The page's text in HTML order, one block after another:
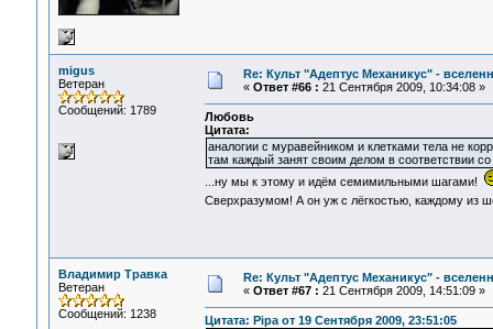
migus
Ветеран
Сообщений: 1789
Re: Культ "Адептус Механикус" -
« Ответ #66 : 21 Сентября 2009, 10:34:08 »
Любовь
Цитата:
аналогии с муравейником и клетками тела не
там каждый занят своим делом в соответствии
...ну мы к этому и идём семимильными шагами!
Сверхразумом! А он уж с лёгкостью, каждому из
Владимир Травка
Ветеран
Сообщений: 1238
Re: Культ "Адептус Механикус" -
« Ответ #67 : 21 Сентября 2009, 14:51:09 »
Цитата: Pipa от 19 Сентября 2009, 23:51:05